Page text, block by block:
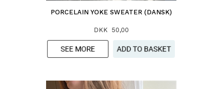
PORCELAIN YOKE SWEATER (DANSK)
DKK 50,00